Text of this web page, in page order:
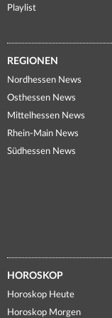
Playlist
REGIONEN
Nordhessen News
Osthessen News
Mittelhessen News
Rhein-Main News
Südhessen News
HOROSKOP
Horoskop Heute
Horoskop Morgen